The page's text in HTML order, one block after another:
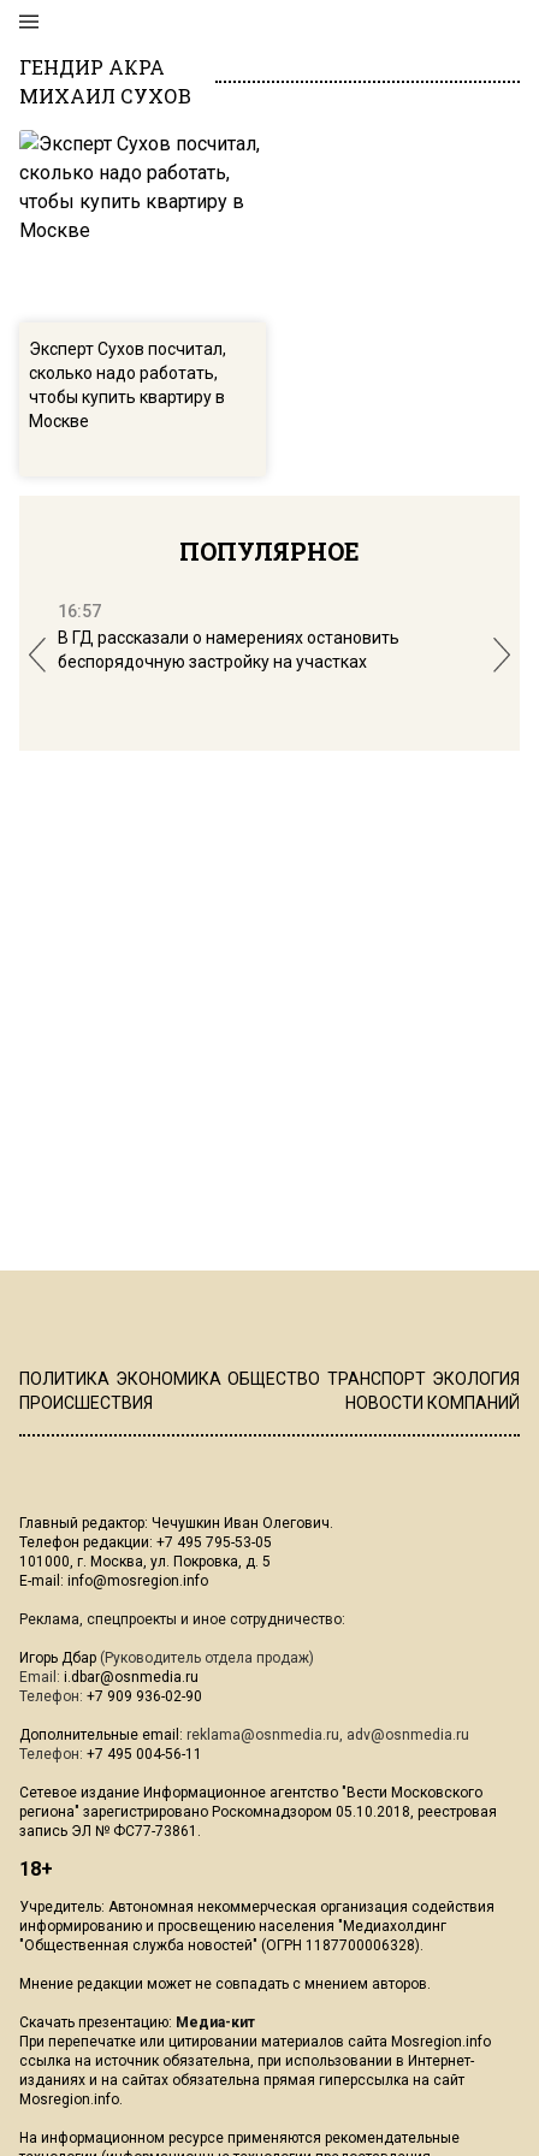
ГЕНДИР АКРА
МИХАИЛ СУХОВ
Эксперт Сухов посчитал,
сколько надо работать,
чтобы купить квартиру в
Москве
ПОПУЛЯРНОЕ
16:57
В ГД рассказали о намерениях остановить
беспорядочную застройку на участках
ПОЛИТИКА ЭКОНОМИКА ОБЩЕСТВО ТРАНСПОРТ ЭКОЛОГИЯ
ПРОИСШЕСТВИЯ
НОВОСТИ КОМПАНИЙ
Главный редактор: Чечушкин Иван Олегович.
Телефон редакции: +7 495 795-53-05
101000, г. Москва, ул. Покровка, д. 5
E-mail: info@mosregion.info
Реклама, спецпроекты и иное сотрудничество:
Игорь Дбар (Руководитель отдела продаж)
Email: i.dbar@osnmedia.ru
Телефон: +7 909 936-02-90
Дополнительные email: reklama@osnmedia.ru, adv@osnmedia.ru
Телефон: +7 495 004-56-11
Сетевое издание Информационное агентство "Вести Московского
региона" зарегистрировано Роскомнадзором 05.10.2018, реестровая
запись ЭЛ № ФС77-73861.
18+
Учредитель: Автономная некоммерческая организация содействия
информированию и просвещению населения "Медиахолдинг
"Общественная служба новостей" (ОГРН 1187700006328).
Мнение редакции может не совпадать с мнением авторов.
Скачать презентацию: Медиа-кит
При перепечатке или цитировании материалов сайта Mosregion.info
ссылка на источник обязательна, при использовании в Интернет-
изданиях и на сайтах обязательна прямая гиперссылка на сайт
Mosregion.info.
На информационном ресурсе применяются рекомендательные